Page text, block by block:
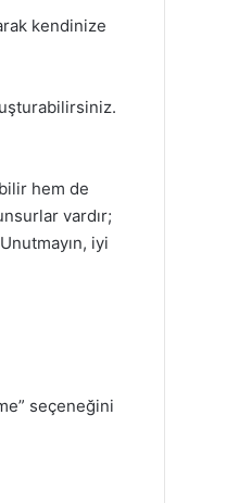
kendinize
hem de
vardır;
iyi
seçeneğini